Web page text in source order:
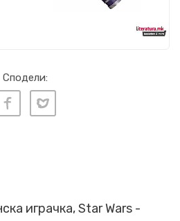
Сподели:
играчка, Star Wars -